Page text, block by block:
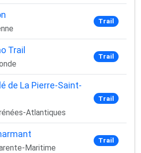
×
communauté des coureurs
passionnés
de sportifs passionnés et
:
d'entraînement exclusifs
de pros pour progresser plus vite
tendances matos & nutrition
promo et bons plans
spam. 100 % utile.
Trail
Trail
Trail
de La Pierre-Saint-
Atlantiques
Trail
Maritime
Trail